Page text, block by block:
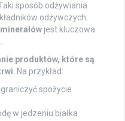
sposób odżywiania
odżywczych.
jest kluczowa
produktów, które są
. Na przykład:
spożycie
w jedzeniu białka